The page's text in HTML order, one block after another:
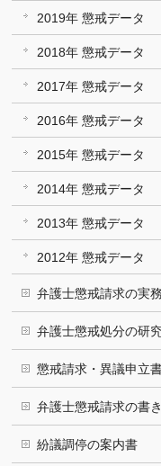
2019年 懲戒データ
2018年 懲戒データ
2017年 懲戒データ
2016年 懲戒データ
2015年 懲戒データ
2014年 懲戒データ
2013年 懲戒データ
2012年 懲戒データ
弁護士懲戒請求の実
弁護士懲戒処分の研
懲戒請求・異議申立
弁護士懲戒請求の書
紛議調停の案内書